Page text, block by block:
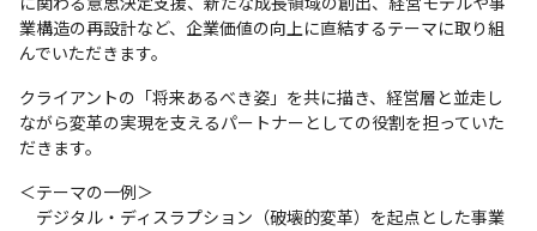
業構造の再設計など、企業価値の向上に直結するテーマに取り組
んでいただきます。
クライアントの「将来あるべき姿」を共に描き、経営層と並走し
ながら変革の実現を支えるパートナーとしての役割を担っていた
だきます。
＜テーマの一例＞
デジタル・ディスラプション（破壊的変革）を起点とした事業